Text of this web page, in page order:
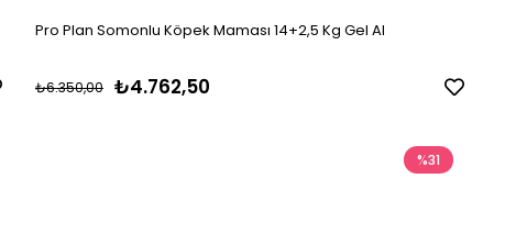
Pro Plan Somonlu Köpek Maması 14+2,5 Kg Gel Al
₺4.762,50
₺6.350,00
%31